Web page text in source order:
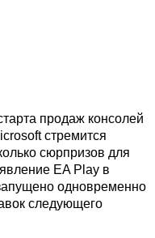
продаж консолей
стремится
сюрпризов для
EA Play в
одновременно
следующего